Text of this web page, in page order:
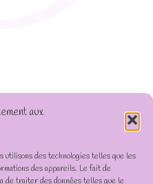
aux
des technologies telles que les
des appareils. Le fait de
de traiter des données telles que le